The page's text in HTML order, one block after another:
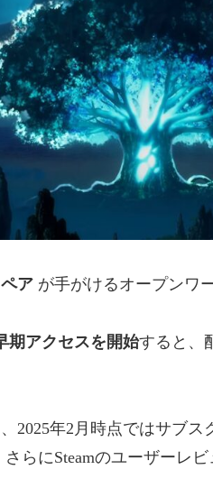
ア が手がけるオープンワ
期アクセスを開始すると、
2025年2月時点ではサブ
らにSteamのユーザーレビ